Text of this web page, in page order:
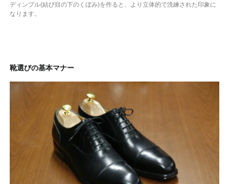
ディンプル(結び目の下のくぼみ)を作ると、より立体的で洗練された印象に
なります。
靴選びの基本マナー